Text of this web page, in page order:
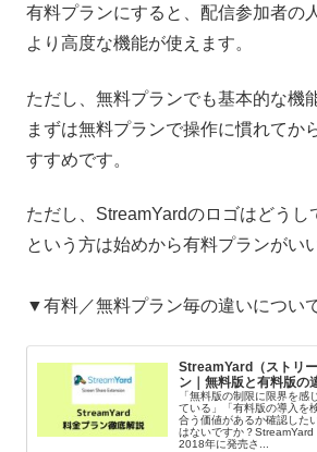
有料プランにすると、配信参加者の
より高度な機能が使えます。
ただし、無料プランでも基本的な機
まずは無料プランで操作に慣れてか
すすめです。
ただし、StreamYardのロゴはどうし
という方は始めから有料プランがい
▼有料／無料プラン毎の違いについ
StreamYard（ストリ
ン｜無料版と有料版の
「無料版の制限に限界を感
ている」「有料版の導入を
合う価値があるか確認した
はないですか？
2018年に発売さ...